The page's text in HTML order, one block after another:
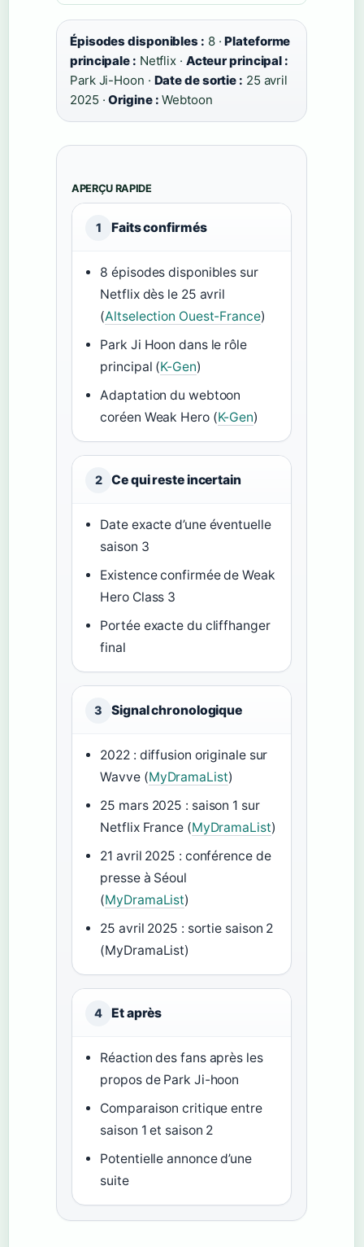
Épisodes disponibles : 8 ·Plateforme
principale : Netflix · Acteur principal :
Park Ji-Hoon · Date de sortie : 25 avril
2025 ·Origine : Webtoon
APERÇU RAPIDE
1 Faits confirmés
8 épisodes disponibles sur
Netflix dès le 25 avril
(Altselection Ouest-France)
Park Ji Hoon dans le rôle
principal (K-Gen)
Adaptation du webtoon
coréen Weak Hero (K-Gen)
2 Ce qui reste incertain
Date exacte d’une éventuelle
saison 3
Existence confirmée de Weak
Hero Class 3
Portée exacte du cliffhanger
final
3 Signal chronologique
2022 : diffusion originale sur
Wavve (MyDramaList)
25 mars 2025 : saison 1 sur
Netflix France (MyDramaList)
21 avril 2025 : conférence de
presse à Séoul
(MyDramaList)
25 avril 2025 : sortie saison 2
(MyDramaList)
4 Et après
Réaction des fans après les
propos de Park Ji-hoon
Comparaison critique entre
saison 1 et saison 2
Potentielle annonce d’une
suite